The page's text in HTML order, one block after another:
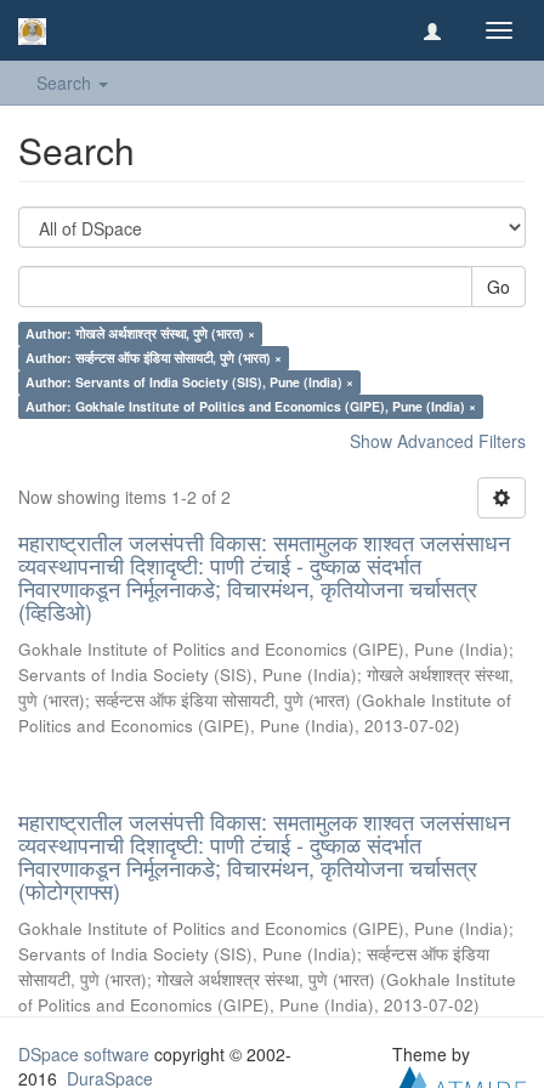
Search
Search
Go
Author: गोखले अर्थशाश्त्र संस्था, पुणे (भारत) ×
Author: सर्व्हन्टस ऑफ इंडिया सोसायटी, पुणे (भारत) ×
Author: Servants of India Society (SIS), Pune (India) ×
Author: Gokhale Institute of Politics and Economics (GIPE), Pune (India) ×
Show Advanced Filters
Now showing items 1-2 of 2
महाराष्ट्रातील जलसंपत्ती विकास: समतामुलक शाश्वत जलसंसाधन
व्यवस्थापनाची दिशादृष्टी: पाणी टंचाई - दुष्काळ संदर्भात
निवारणाकडून निर्मूलनाकडे; विचारमंथन, कृतियोजना चर्चासत्र
(व्हिडिओ)
Gokhale Institute of Politics and Economics (GIPE), Pune (India);
Servants of India Society (SIS), Pune (India); गोखले अर्थशाश्त्र संस्था,
पुणे (भारत); सर्व्हन्टस ऑफ इंडिया सोसायटी, पुणे (भारत) (Gokhale Institute of
Politics and Economics (GIPE), Pune (India), 2013-07-02)
महाराष्ट्रातील जलसंपत्ती विकास: समतामुलक शाश्वत जलसंसाधन
व्यवस्थापनाची दिशादृष्टी: पाणी टंचाई - दुष्काळ संदर्भात
निवारणाकडून निर्मूलनाकडे; विचारमंथन, कृतियोजना चर्चासत्र
(फोटोग्राफ्स)
Gokhale Institute of Politics and Economics (GIPE), Pune (India);
Servants of India Society (SIS), Pune (India); सर्व्हन्टस ऑफ इंडिया
सोसायटी, पुणे (भारत); गोखले अर्थशाश्त्र संस्था, पुणे (भारत) (Gokhale Institute
of Politics and Economics (GIPE), Pune (India), 2013-07-02)
DSpace software copyright © 2002-
2016 DuraSpace
Theme by